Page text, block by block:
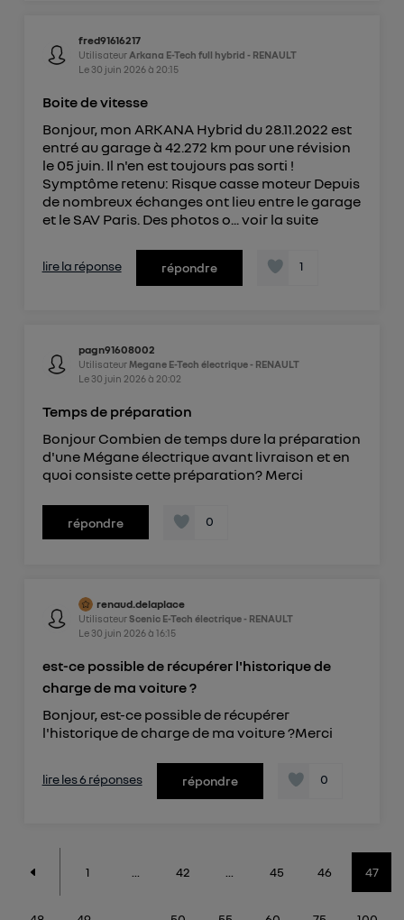
fred91616217
Utilisateur Arkana E-Tech full hybrid - RENAULT
Le 30 juin 2026à 20:15
Boite de vitesse
Bonjour, mon ARKANA Hybrid du 28.11.2022 est
entré au garage à 42.272 km pour une révision
le 05 juin. Il n'en est toujours pas sorti !
Symptôme retenu: Risque casse moteur Depuis
de nombreux échanges ont lieu entre le garage
et le SAV Paris. Des photos o... voir la suite
lire la réponse répondre 1
pagn91608002
Utilisateur Megane E-Tech électrique - RENAULT
Le 30 juin 2026à 20:02
Temps de préparation
Bonjour Combien de temps dure la préparation
d'une Mégane électrique avant livraison et en
quoi consiste cette préparation? Merci
répondre 0
renaud.delaplace
UtilisateurScenic E-Tech électrique - RENAULT
Le 30 juin 2026à 16:15
est-ce possible de récupérer l'historique de
charge de ma voiture ?
Bonjour, est-ce possible de récupérer
l'historique de charge de ma voiture ?Merci
lire les 6 réponses répondre 0
1 42 45 46 47